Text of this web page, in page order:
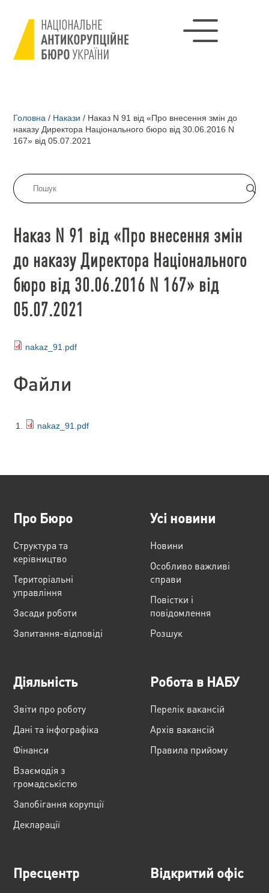
Головна / Накази / Наказ N 91 від «Про внесення змін до
наказу Директора Національного бюро від 30.06.2016 N
167» від 05.07.2021
Наказ N 91 від «Про внесення змін
до наказу Директора Національного
бюро від 30.06.2016 N 167» від
05.07.2021
nakaz_91.pdf
Файли
nakaz_91.pdf
Про Бюро
Структура та
керівництво
Територіальні
управління
Засади роботи
Запитання-відповіді
Усі новини
Новини
Особливо важливі
справи
Повістки і
повідомлення
Розшук
Діяльність
Звіти про роботу
Дані та інфографіка
Фінанси
Взаємодія з
громадськістю
Запобігання корупції
Декларації
Робота в НАБУ
Перелік вакансій
Архів вакансій
Правила прийому
Пресцентр Відкритий офіс